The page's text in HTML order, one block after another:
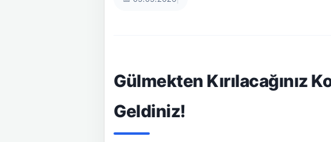
Gülmekten Kırılacağınız
Geldiniz!